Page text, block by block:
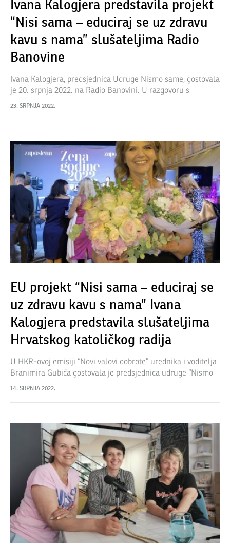
Ivana Kalogjera predstavila projekt
“Nisi sama – educiraj se uz zdravu
kavu s nama” slušateljima Radio
Banovine
Ivana Kalogjera, predsjednica Udruge Nismo same, gostovala
je 20. srpnja 2022. na Radio Banovini. U razgovoru s
voditeljicom Emily Nović predstavila je projekte Udruge,
23. SRPNJA 2022.
EU projekt “Nisi sama – educiraj se
uz zdravu kavu s nama” Ivana
Kalogjera predstavila slušateljima
Hrvatskog katoličkog radija
U HKR-ovoj emisiji “Novi valovi dobrote” urednika i voditelja
Branimira Gubića gostovala je predsjednica udruge “Nismo
same” Ivana Kalogjera. Slušateljima Hrvatskog katoličkog
14. SRPNJA 2022.